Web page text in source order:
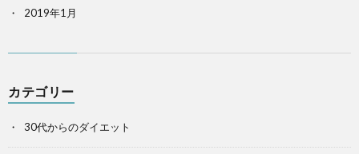
2019年1月
カテゴリー
30代からのダイエット